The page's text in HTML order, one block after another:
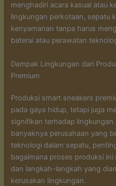
menghadiri acara kasual atau
lingkungan perkotaan, sepatu
kenyamanan tanpa harus
baterai atau perawatan
Dampak Lingkungan dari
Premium
Produksi smart sneakers
pada gaya hidup, tetapi juga
signifikan terhadap
banyaknya perusahaan yang
teknologi dalam sepatu,
bagaimana proses produksi
dan langkah-langkah yang
kerusakan lingkungan.